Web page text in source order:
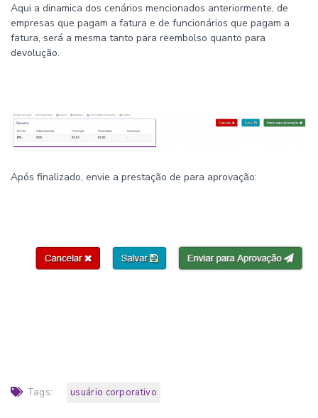
Aqui a dinamica dos cenários mencionados anteriormente, de
empresas que pagam a fatura e de funcionários que pagam a
fatura, será a mesma tanto para reembolso quanto para
devolução.
Após finalizado, envie a prestação de para aprovação:
Tags: usuário corporativo